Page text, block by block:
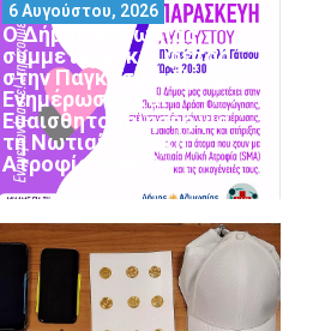
Ο Δήμος Αλμωπίας
συμμετέχει και φέτος
στην Παγκόσμια Ημέρα
Ενημέρωσης και
Ευαισθητοποίησης για
τη Νωτιαία Μυϊκή
Ατροφία (SMA)
6 Αυγούστου, 2026